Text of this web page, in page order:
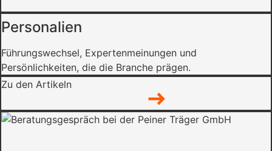
Personalien
Führungswechsel, Expertenmeinungen und
Persönlichkeiten, die die Branche prägen.
Zu den Artikeln